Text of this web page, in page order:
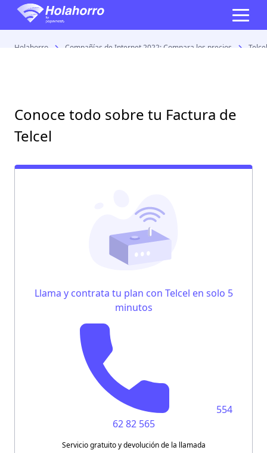
Holahorro Compañías de Internet 2022: Compara los precios
Conoce todo sobre tu Factura de
Telcel
Llama y contrata tu plan con Telcel en solo 5
minutos
554
62 82 565
Servicio gratuito y devolución de la llamada